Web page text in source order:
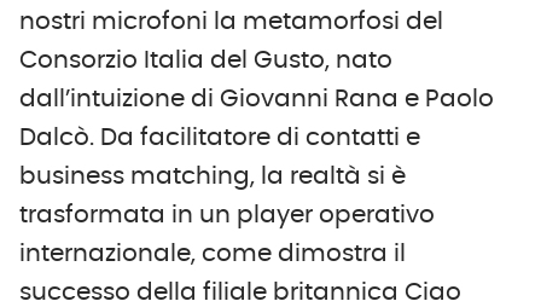
nostri microfoni la metamorfosi del
Consorzio Italia del Gusto, nato
dall’intuizione di Giovanni Rana e Paolo
Dalcò. Da facilitatore di contatti e
business matching, la realtà si è
trasformata in un player operativo
internazionale, come dimostra il
successo della filiale britannica Ciao